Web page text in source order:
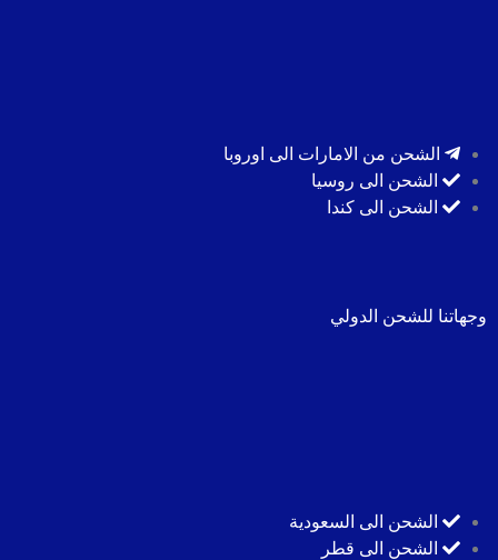
الشحن من الامارات الى اوروبا
الشحن الى روسيا
الشحن الى كندا
وجهاتنا للشحن الدولي
الشحن الى السعودية
الشحن الى قطر